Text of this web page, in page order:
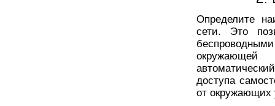
Определите
сети. Это
окружающей
доступа
от окружающих